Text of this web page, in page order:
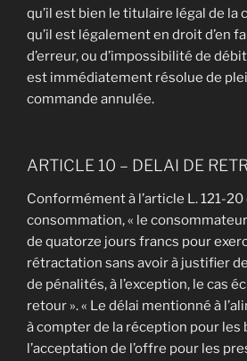
qu’il est bien le titulaire légal de la
qu’il est légalement en droit d’en
d’erreur, ou d’impossibilité de
est immédiatement résolue de
commande annulée.
ARTICLE 10 – DELAI DE
Conformément à l’article L. 121-20
consommation, « le
de quatorze jours francs pour
rétractation sans avoir à justifier
de pénalités, à l’exception, le cas
retour ». « Le délai mentionné à
à compter de la réception pour les
l’acceptation de l’offre pour les